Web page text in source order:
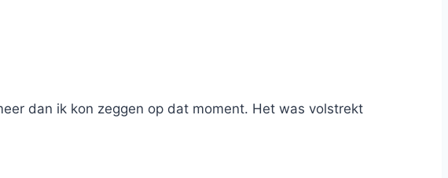
dan ik kon zeggen op dat moment. Het was volstrekt